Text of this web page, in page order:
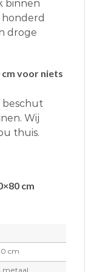
binnen
droge
voor niets
beschut
Wij
thuis.
cm
cm
metaal